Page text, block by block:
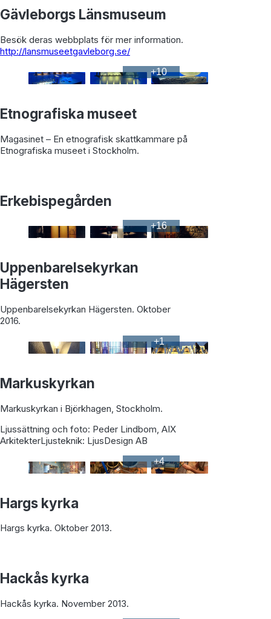
Gävleborgs Länsmuseum
Besök deras webbplats för mer information.
http://lansmuseetgavleborg.se/
+10
Etnografiska museet
Magasinet – En etnografisk skattkammare på
Etnografiska museet i Stockholm.
Erkebispegården
+16
Uppenbarelsekyrkan
Hägersten
Uppenbarelsekyrkan Hägersten. Oktober
2016.
+1
Markuskyrkan
Markuskyrkan i Björkhagen, Stockholm.
Ljussättning och foto: Peder Lindbom, AIX
ArkitekterLjusteknik: LjusDesign AB
+4
Hargs kyrka
Hargs kyrka. Oktober 2013.
Hackås kyrka
Hackås kyrka. November 2013.